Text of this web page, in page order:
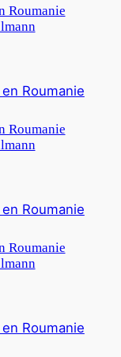
Roumanie
Roumanie
Roumanie